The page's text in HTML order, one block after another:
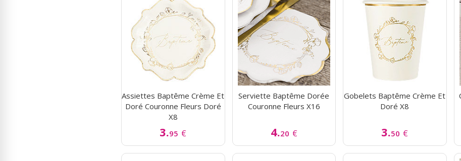
Assiettes Baptême Crème Et
Doré Couronne Fleurs Doré
X8
3.95 €
Serviette Baptême Dorée
Couronne Fleurs X16
4.20 €
Gobelets Baptême Crème Et
Doré X8
3.50 €